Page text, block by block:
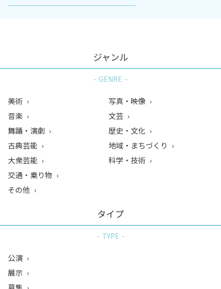
ジャンル
GENRE
美術
音楽
舞踊・演劇
古典芸能
大衆芸能
写真・映像
文芸
歴史・文化
地域・まちづくり
科学・技術
交通・乗り物
その他
タイプ
TYPE
公演
展示